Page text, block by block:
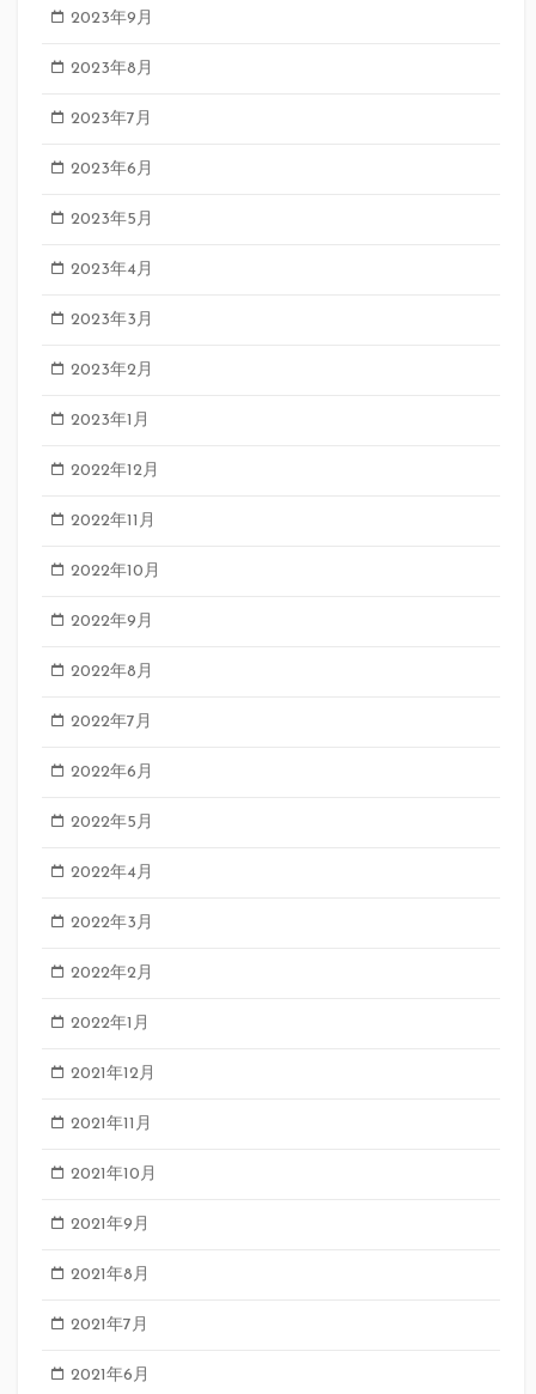
2023年9月
2023年8月
2023年7月
2023年6月
2023年5月
2023年4月
2023年3月
2023年2月
2023年1月
2022年12月
2022年11月
2022年10月
2022年9月
2022年8月
2022年7月
2022年6月
2022年5月
2022年4月
2022年3月
2022年2月
2022年1月
2021年12月
2021年11月
2021年10月
2021年9月
2021年8月
2021年7月
2021年6月